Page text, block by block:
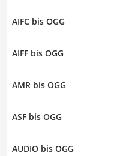
AIFC bis OGG
AIFF bis OGG
AMR bis OGG
ASF bis OGG
AUDIO bis OGG